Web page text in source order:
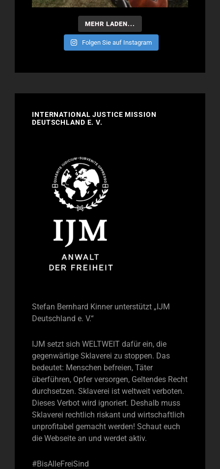
MEHR LADEN...
Folgen Sie auf Instagram
INTERNATIONAL JUSTICE MISSION
DEUTSCHLAND E. V.
Stefan Bernhard Kinner unterstützt „IJM
Deutschland e. V.“
IJM setzt sich WELTWEIT dafür ein, die
gegenwärtige Sklaverei zu stoppen. Das
bedeutet: Menschen befreien, Täter
überführen, Opfer versorgen, Geltendes Recht
durchsetzen. Sklaverei ist weltweit verboten.
Dieses Verbot wird ignoriert. Deshalb muss
Sklaverei rechtlich riskant und wirtschaftlich
unprofitabel gemacht werden! Schaut euch
die Webseite an und werdet aktiv.
#BisAlleFreiSind